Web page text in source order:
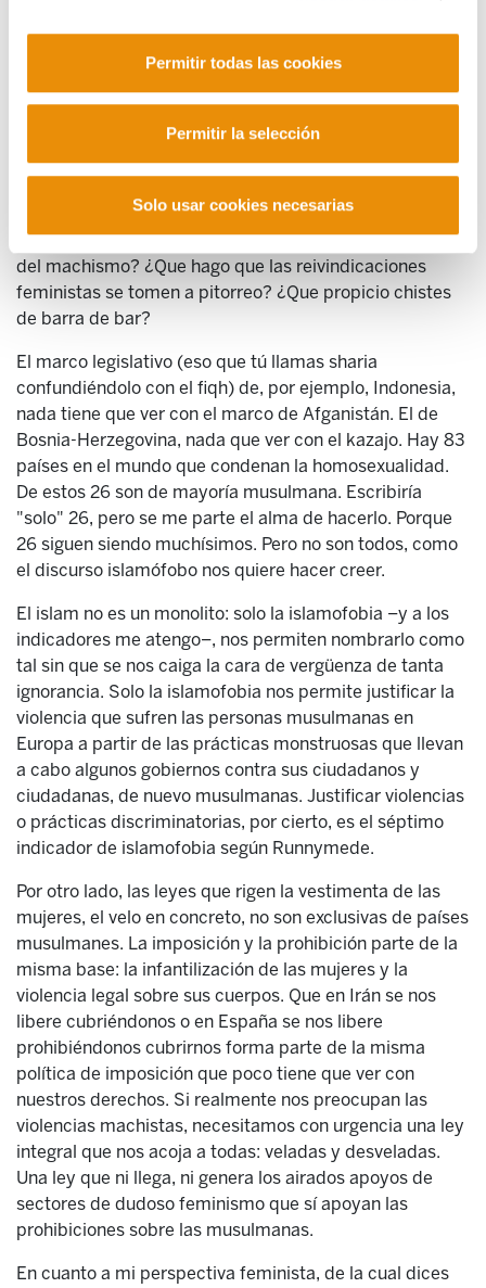
Permitir todas las cookies
Permitir la selección
Solo usar cookies necesarias
países, además, no solo son musulmanes, sino que
algunos de ellos también son dictaduras, e incluso
dictaduras respaldadas por países "tan feministas"
condicionar su apoyo al respeto de los derechos
fundamentales de las mujeres, pero que prefieren pasar
por alto ese pequeño detalle.
¿Te sigue pareciendo ahora que mi discurso es amigo
del machismo? ¿Que hago que las reivindicaciones
feministas se tomen a pitorreo? ¿Que propicio chistes
de barra de bar?
El marco legislativo (eso que tú llamas sharia
confundiéndolo con el fiqh) de, por ejemplo, Indonesia,
nada tiene que ver con el marco de Afganistán. El de
Bosnia-Herzegovina, nada que ver con el kazajo. Hay 83
países en el mundo que condenan la homosexualidad.
De estos 26 son de mayoría musulmana. Escribiría
"solo" 26, pero se me parte el alma de hacerlo. Porque
26 siguen siendo muchísimos. Pero no son todos, como
el discurso islamófobo nos quiere hacer creer.
El islam no es un monolito: solo la islamofobia –y a los
indicadores me atengo–, nos permiten nombrarlo como
tal sin que se nos caiga la cara de vergüenza de tanta
ignorancia. Solo la islamofobia nos permite justificar la
violencia que sufren las personas musulmanas en
Europa a partir de las prácticas monstruosas que llevan
a cabo algunos gobiernos contra sus ciudadanos y
ciudadanas, de nuevo musulmanas. Justificar violencias
o prácticas discriminatorias, por cierto, es el séptimo
indicador de islamofobia según Runnymede.
Por otro lado, las leyes que rigen la vestimenta de las
mujeres, el velo en concreto, no son exclusivas de países
musulmanes. La imposición y la prohibición parte de la
misma base: la infantilización de las mujeres y la
violencia legal sobre sus cuerpos. Que en Irán se nos
libere cubriéndonos o en España se nos libere
prohibiéndonos cubrirnos forma parte de la misma
política de imposición que poco tiene que ver con
nuestros derechos. Si realmente nos preocupan las
violencias machistas, necesitamos con urgencia una ley
integral que nos acoja a todas: veladas y desveladas.
Una ley que ni llega, ni genera los airados apoyos de
sectores de dudoso feminismo que sí apoyan las
prohibiciones sobre las musulmanas.
En cuanto a mi perspectiva feminista, de la cual dices